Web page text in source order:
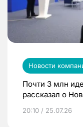
Новости
Почти 3 млн
рассказал о
20:10 / 25.07.26